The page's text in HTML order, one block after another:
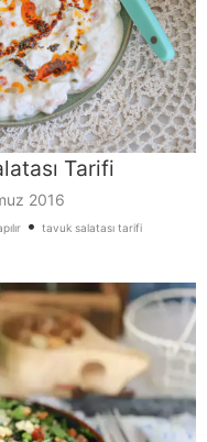
Tarifi
2016
• tavuk salatası tarifi